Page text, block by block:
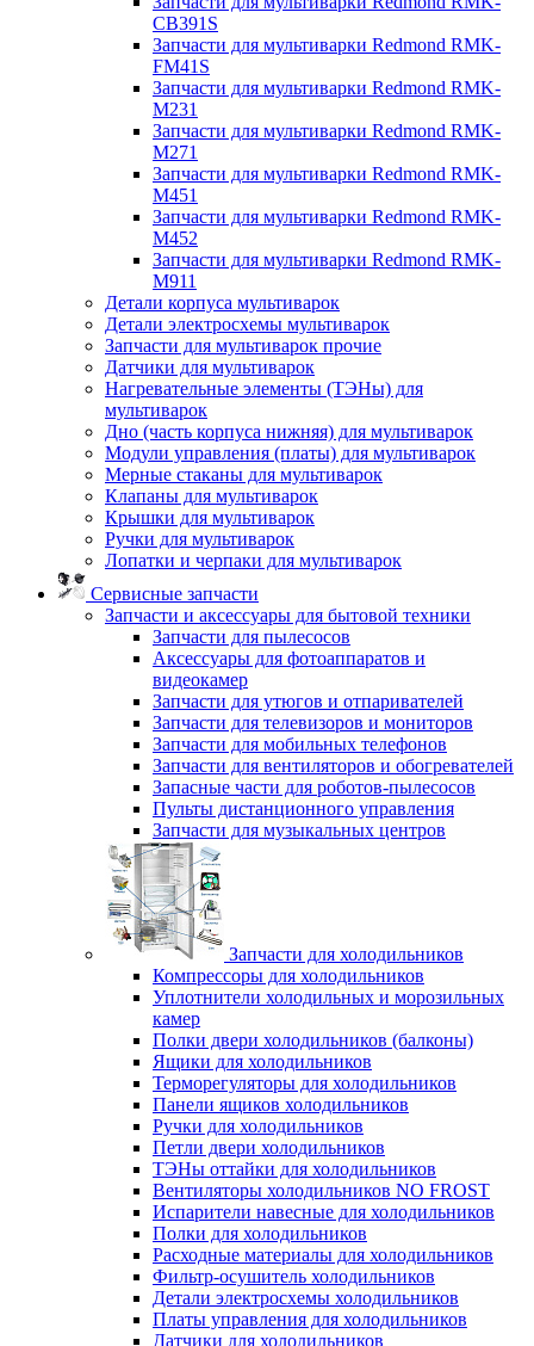
CB391S
Запчасти для мультиварки Redmond RMK-
FM41S
Запчасти для мультиварки Redmond RMK-
M231
Запчасти для мультиварки Redmond RMK-
M271
Запчасти для мультиварки Redmond RMK-
M451
Запчасти для мультиварки Redmond RMK-
M452
Запчасти для мультиварки Redmond RMK-
M911
Детали корпуса мультиварок
Детали электросхемы мультиварок
Запчасти для мультиварок прочие
Датчики для мультиварок
Нагревательные элементы (ТЭНы) для
мультиварок
Дно (часть корпуса нижняя) для мультиварок
Модули управления (платы) для мультиварок
Мерные стаканы для мультиварок
Клапаны для мультиварок
Крышки для мультиварок
Ручки для мультиварок
Лопатки и черпаки для мультиварок
Сервисные запчасти
Запчасти и аксессуары для бытовой техники
Запчасти для пылесосов
Аксессуары для фотоаппаратов и
видеокамер
Запчасти для утюгов и отпаривателей
Запчасти для телевизоров и мониторов
Запчасти для мобильных телефонов
Запчасти для вентиляторов и обогревателей
Запасные части для роботов-пылесосов
Пульты дистанционного управления
Запчасти для музыкальных центров
Запчасти для холодильников
Компрессоры для холодильников
Уплотнители холодильных и морозильных
камер
Полки двери холодильников (балконы)
Ящики для холодильников
Терморегуляторы для холодильников
Панели ящиков холодильников
Ручки для холодильников
Петли двери холодильников
ТЭНы оттайки для холодильников
Вентиляторы холодильников NO FROST
Испарители навесные для холодильников
Полки для холодильников
Расходные материалы для холодильников
Фильтр-осушитель холодильников
Детали электросхемы холодильников
Платы управления для холодильников
Датчики для холодильников